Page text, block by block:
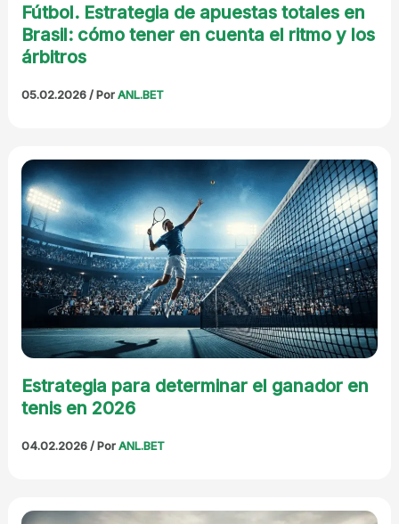
Fútbol. Estrategia de apuestas totales en
Brasil: cómo tener en cuenta el ritmo y los
árbitros
05.02.2026/ PorANL.BET
Estrategia para determinar el ganador en
tenis en 2026
04.02.2026/ PorANL.BET